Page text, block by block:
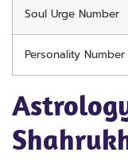
Soul Urge Number
Personality Number